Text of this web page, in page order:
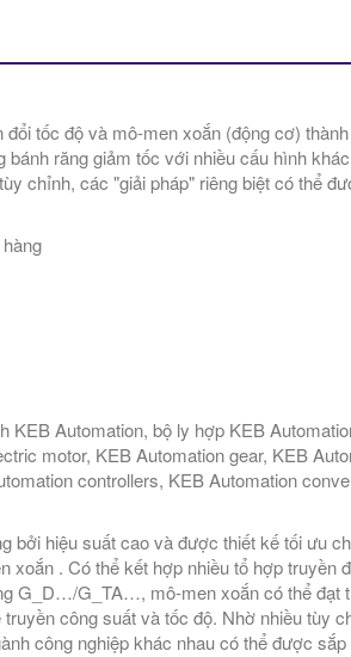
tốc độ và mô-men xoắn (động cơ)
răng giảm tốc với nhiều cấu hình
chỉnh, các "giải pháp" riêng biệt có thể
Automation, bộ ly hợp KEB
motor, KEB Automation gear, KEB
controllers, KEB Automation
bởi hiệu suất cao và được thiết kế tối ưu
. ​​Có thể kết hợp nhiều tổ hợp truyền
G_D…/G_TA…, mô-men xoắn có thể đạt
công suất và tốc độ. Nhờ nhiều tùy
công nghiệp khác nhau có thể được